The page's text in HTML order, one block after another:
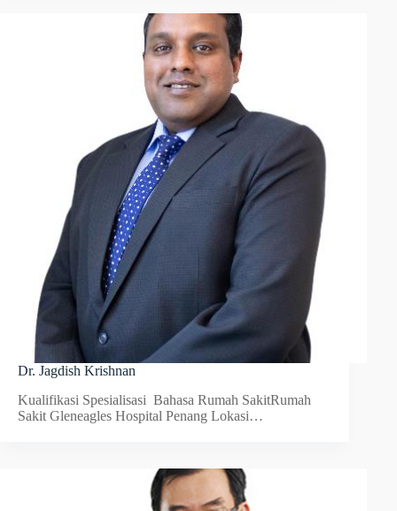
Dr. Jagdish Krishnan
Kualifikasi Spesialisasi Bahasa Rumah SakitRumah
Sakit Gleneagles Hospital Penang Lokasi…